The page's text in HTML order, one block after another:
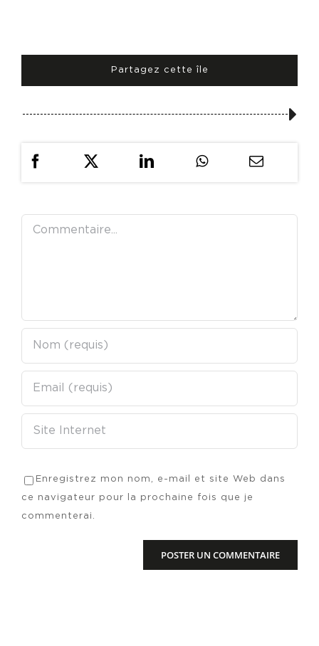
Partagez cette île
Enregistrez mon nom, e-mail et site Web dans
ce navigateur pour la prochaine fois que je
commenterai.